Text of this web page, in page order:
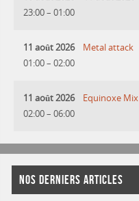
23:00– 01:00
11 août 2026
01:00– 02:00
Metal attack
11 août 2026
02:00– 06:00
Equinoxe Mix
NOS DERNIERS ARTICLES